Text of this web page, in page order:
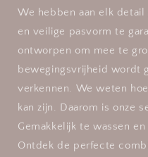
/
maanden
/
We hebben aan elk
en veilige pasvorm te
ontworpen om mee te
bewegingsvrijheid wordt
verkennen. We weten
kan zijn. Daarom is onze
Gemakkelijk te wassen
Ontdek de perfecte